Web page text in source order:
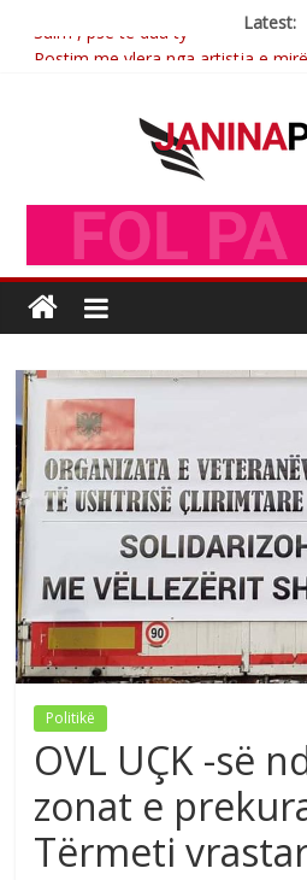
Latest:
Postim me vlera nga artistja e
Brahim Çekaj njē veprimtar i
Politikë
OVL UÇK -së
zonat e
Tërmeti